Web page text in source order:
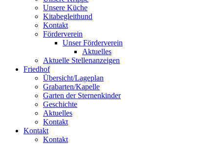
Unsere Küche
Kitabegleithund
Kontakt
Förderverein
Unser Förderverein
Aktuelles
Aktuelle Stellenanzeigen
Friedhof
Übersicht/Lageplan
Grabarten/Kapelle
Garten der Sternenkinder
Geschichte
Aktuelles
Kontakt
Kontakt
Kontakt